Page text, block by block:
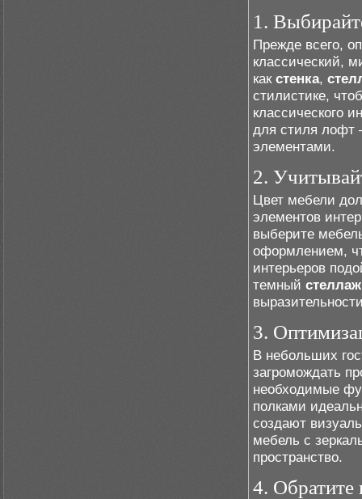
1.
Прежде всего,
классический,
как стенка,
стилистике,
классического
для стиля лофт
элементами.
2.
Цвет мебели
элементов
выберите
оформлением,
интерьеров
темный стеллаж
3.
В небольших
загромождать
необходимые
полками
создают
мебель с
пространство.
4. Обратите